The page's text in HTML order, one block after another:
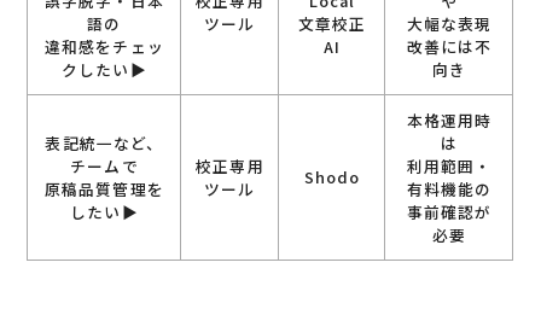
語の
違和感をチェッ
クしたい▶︎
ツール
文章校正
AI
大幅な表現
改善には不
向き
表記統一など、
チームで
原稿品質管理を
したい▶︎
校正専用
ツール
Shodo
本格運用時
は
利用範囲・
有料機能の
事前確認が
必要